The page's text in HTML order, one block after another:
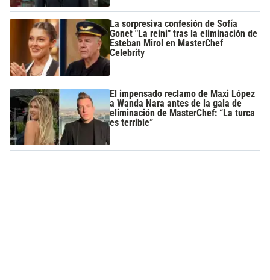
La sorpresiva confesión de Sofía
Gonet "La reini" tras la eliminación de
Esteban Mirol en MasterChef
Celebrity
El impensado reclamo de Maxi López
a Wanda Nara antes de la gala de
eliminación de MasterChef: “La turca
es terrible”